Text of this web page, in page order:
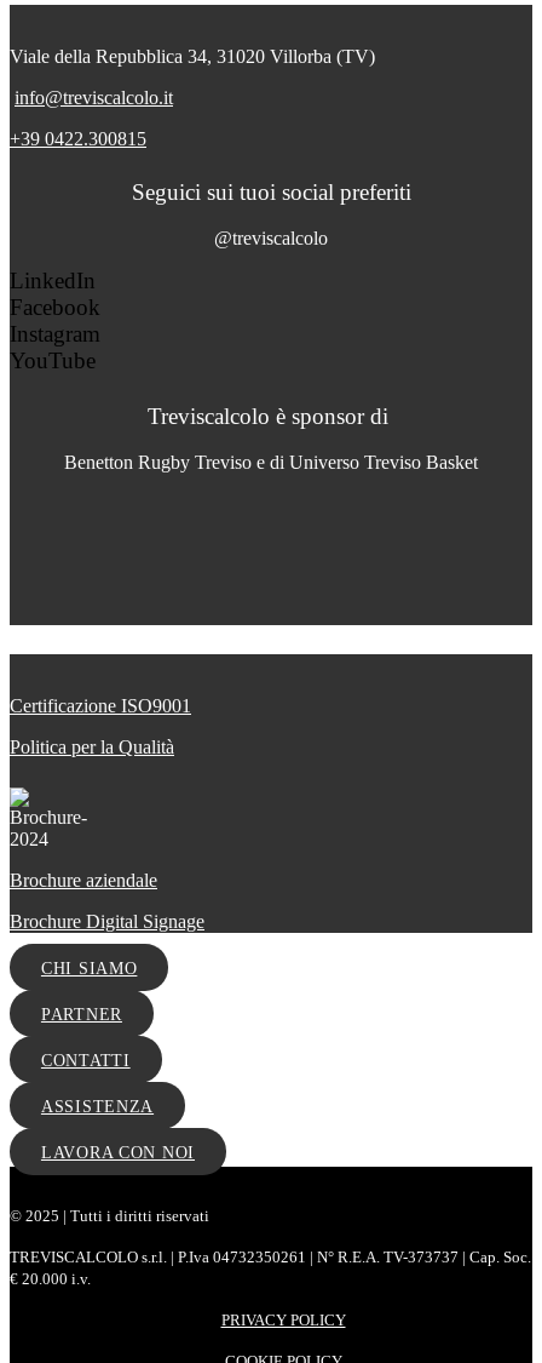
Viale della Repubblica 34, 31020 Villorba (TV)
info@treviscalcolo.it
+39 0422.300815
Seguici sui tuoi social preferiti
@treviscalcolo
LinkedIn
Facebook
Instagram
YouTube
Treviscalcolo è sponsor di
Benetton Rugby Treviso e di Universo Treviso Basket
Certificazione ISO9001
Politica per la Qualità
Brochure aziendale
Brochure Digital Signage
CHI SIAMO
PARTNER
CONTATTI
ASSISTENZA
LAVORA CON NOI
© 2025 | Tutti i diritti riservati
TREVISCALCOLO s.r.l. | P.Iva 04732350261 | N° R.E.A. TV-373737 | Cap. Soc.
€ 20.000 i.v.
PRIVACY POLICY